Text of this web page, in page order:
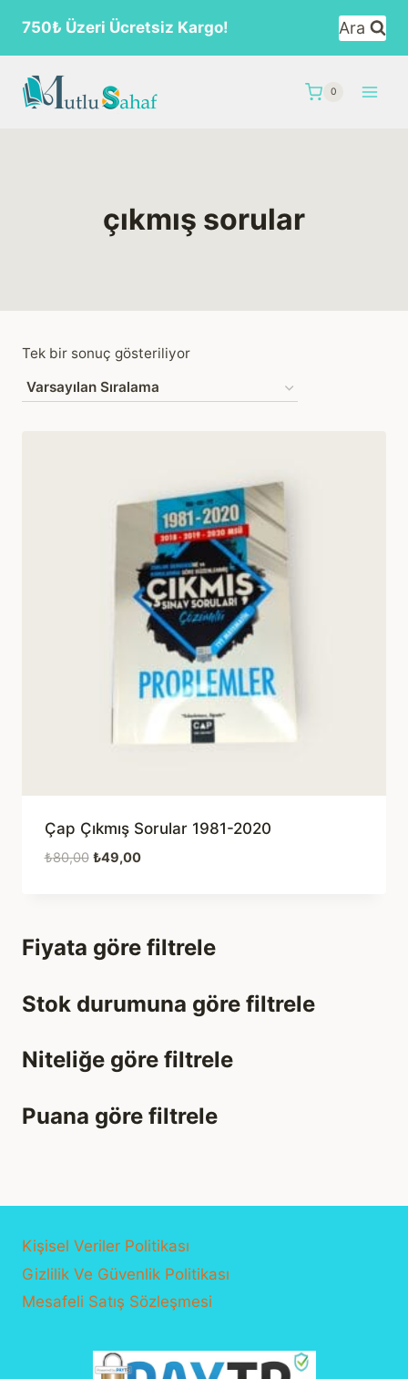
content
750₺ Üzeri Ücretsiz Kargo! Ara
0
çıkmış sorular
Tek bir sonuç gösteriliyor
Çap Çıkmış Sorular 1981-2020
₺80,00 Orijinal
₺49,00Şu
Fiyata göre filtrele
Stok durumuna göre filtrele
Niteliğe göre filtrele
Puana göre filtrele
Kişisel Veriler Politikası
Gizlilik Ve Güvenlik Politikası
Mesafeli Satış Sözleşmesi